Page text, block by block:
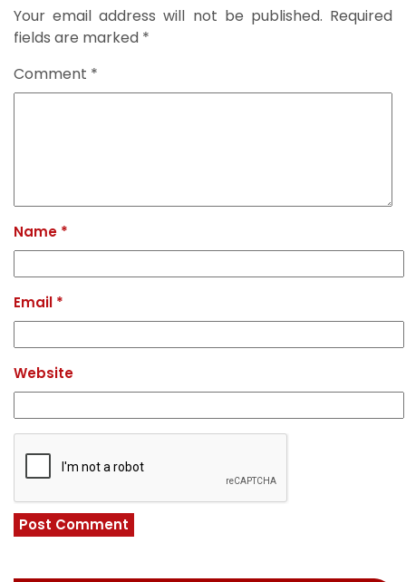
Your email address will not be published. Required
fields are marked *
Comment *
Name *
Email *
Website